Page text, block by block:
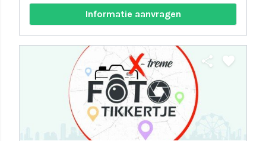
Informatie aanvragen
share favorite